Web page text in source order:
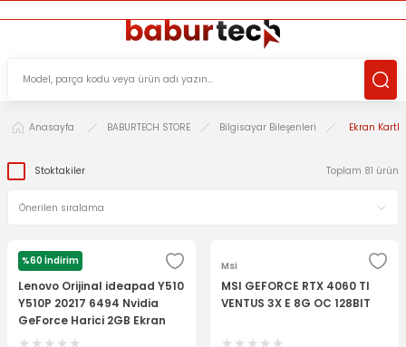
Anasayfa BABURTECH STORE Bilgisayar Bileşenleri Ekran
Stoktakiler Toplam 81 ürün
%60 İndirim
LENOVO
Lenovo Orijinal ideapad Y510
Y510P 20217 6494 Nvidia
GeForce Harici 2GB Ekran
Kartı
Msi
MSI GEFORCE RTX 4060 TI
VENTUS 3X E 8G OC 128BIT